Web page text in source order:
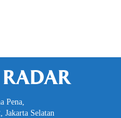
RADAR
Pena,
Jakarta Selatan